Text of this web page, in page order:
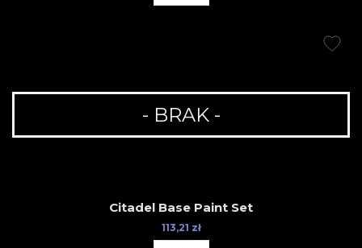
- BRAK -
Citadel Base Paint Set
113,21 zł